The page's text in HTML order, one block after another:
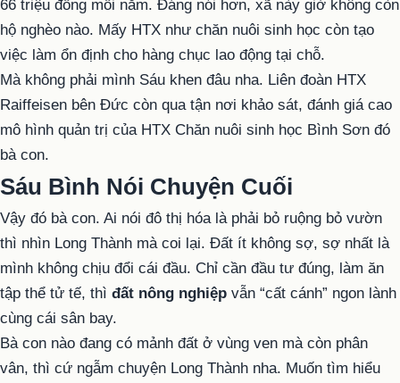
66 triệu đồng mỗi năm. Đáng nói hơn, xã này giờ không còn
hộ nghèo nào. Mấy HTX như chăn nuôi sinh học còn tạo
việc làm ổn định cho hàng chục lao động tại chỗ.
Mà không phải mình Sáu khen đâu nha. Liên đoàn HTX
Raiffeisen bên Đức còn qua tận nơi khảo sát, đánh giá cao
mô hình quản trị của HTX Chăn nuôi sinh học Bình Sơn đó
bà con.
Sáu Bình Nói Chuyện Cuối
Vậy đó bà con. Ai nói đô thị hóa là phải bỏ ruộng bỏ vườn
thì nhìn Long Thành mà coi lại. Đất ít không sợ, sợ nhất là
mình không chịu đổi cái đầu. Chỉ cần đầu tư đúng, làm ăn
tập thể tử tế, thì đất nông nghiệp vẫn “cất cánh” ngon lành
cùng cái sân bay.
Bà con nào đang có mảnh đất ở vùng ven mà còn phân
vân, thì cứ ngẫm chuyện Long Thành nha. Muốn tìm hiểu